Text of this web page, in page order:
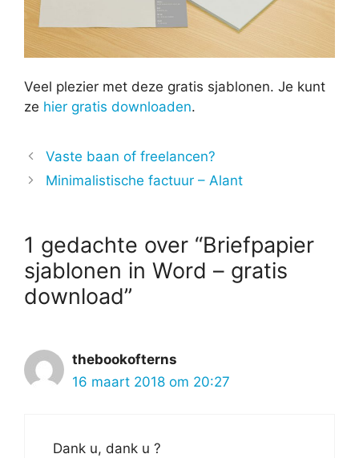
Veel plezier met deze gratis sjablonen. Je kunt
ze hier gratis downloaden.
Vaste baan of freelancen?
Minimalistische factuur – Alant
1 gedachte over “Briefpapier
sjablonen in Word – gratis
download”
thebookofterns
16 maart 2018 om 20:27
Dank u, dank u ?